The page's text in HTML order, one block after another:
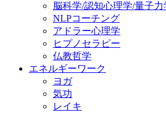
脳科学/認知心理学/量子力
NLPコーチング
アドラー心理学
ヒプノセラピー
仏教哲学
エネルギーワーク
ヨガ
気功
レイキ